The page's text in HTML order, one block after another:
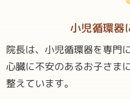
小児循環器
院長は、小児循環器を専門
心臓に不安のあるお子さま
整えています。